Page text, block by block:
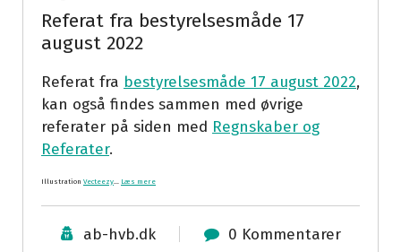
Referat fra bestyrelsesmåde 17
august 2022
Referat fra bestyrelsesmåde 17 august 2022,
kan også findes sammen med øvrige
referater på siden med Regnskaber og
Referater.
Illustration Vecteezy… Læs mere
ab-hvb.dk 0 Kommentarer